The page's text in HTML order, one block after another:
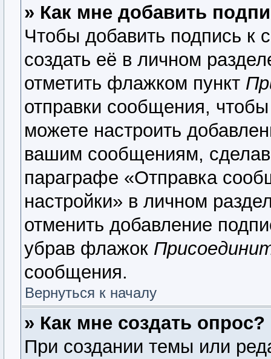
» Как мне добавить
Чтобы добавить подпись
создать её в личном
отметить флажком пункт
отправки сообщения,
можете настроить
вашим сообщениям,
параграфе «Отправка
настройки» в личном
отменить добавление
убрав флажок
сообщения.
Вернуться к началу
» Как мне создать опрос?
При создании темы или